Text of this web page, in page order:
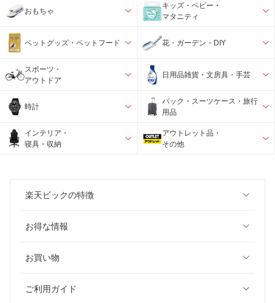
おもちゃ
キッズ・ベビー・
マタニティ
ペットグッズ・ペットフード 花・ガーデン・DIY
スポーツ・
アウトドア
日用品雑貨・文房具・手芸
時計
バック・スーツケース・旅行
用品
インテリア・
寝具・収納
アウトレット品・
その他
楽天ビックの特徴
お得な情報
お買い物
ご利用ガイド